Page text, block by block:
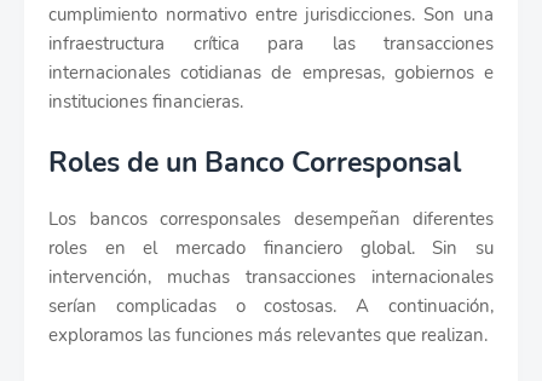
cumplimiento normativo entre jurisdicciones. Son una
infraestructura crítica para las transacciones
internacionales cotidianas de empresas, gobiernos e
instituciones financieras.
Roles de un Banco Corresponsal
Los bancos corresponsales desempeñan diferentes
roles en el mercado financiero global. Sin su
intervención, muchas transacciones internacionales
serían complicadas o costosas. A continuación,
exploramos las funciones más relevantes que realizan.